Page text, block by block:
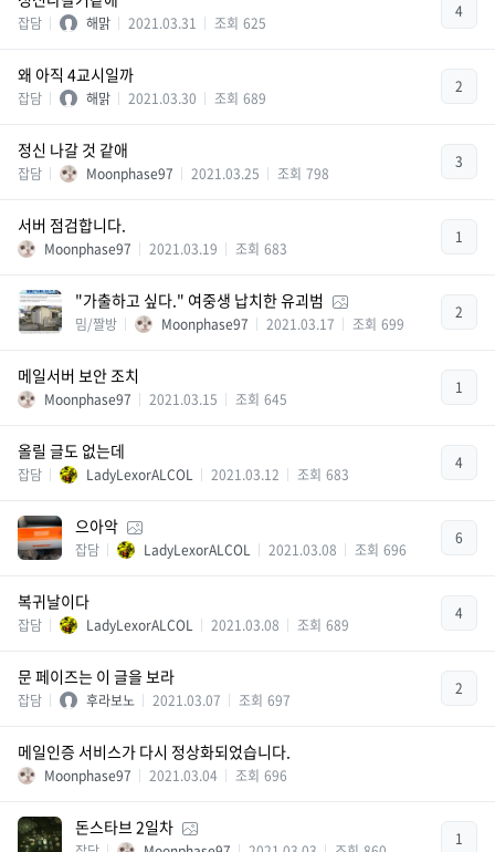
잡담 해맑 2021.03.31 조회 625
4
왜 아직 4교시일까
잡담 해맑 2021.03.30 조회 689
2
정신 나갈 것 같애
잡담 Moonphase97 2021.03.25 조회 798
3
서버 점검합니다.
Moonphase97 2021.03.19 조회 683
1
"가출하고 싶다." 여중생 납치한 유괴범
밈/짤방 Moonphase97 2021.03.17 조회 699
2
메일서버 보안 조치
Moonphase97 2021.03.15 조회 645
1
올릴 글도 없는데
잡담 LadyLexorALCOL 2021.03.12 조회 683
4
으아악
잡담 LadyLexorALCOL 2021.03.08 조회 696
6
복귀날이다
잡담 LadyLexorALCOL 2021.03.08 조회 689
4
문 페이즈는 이 글을 보라
잡담 후라보노 2021.03.07 조회 697
2
메일인증 서비스가 다시 정상화되었습니다.
Moonphase97 2021.03.04 조회 696
돈스타브 2일차
1